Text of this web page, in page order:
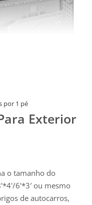
por 1 pé
Exterior
o tamanho do
6'*3′ ou mesmo
de autocarros,